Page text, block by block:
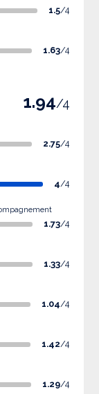
1.5/4
1.63/4
1.94/4
2.75/4
4/4
1.73/4
1.33/4
1.04/4
1.42/4
1.29/4